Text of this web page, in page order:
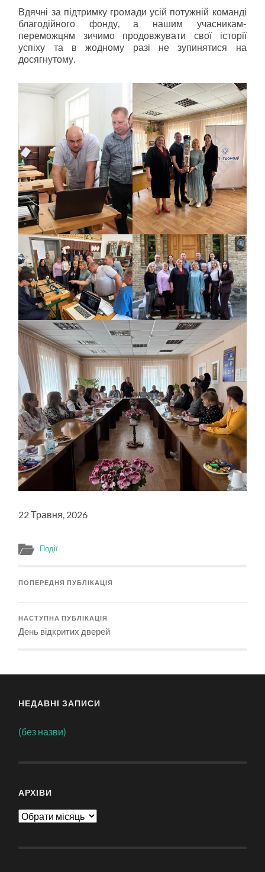
Вдячні за підтримку громади усій потужній команді
благодійного фонду, а нашим учасникам-
переможцям зичимо продовжувати свої історії
успіху та в жодному разі не зупинятися на
досягнутому.
22 Травня, 2026
Події
ПОПЕРЕДНЯ ПУБЛІКАЦІЯ
НАСТУПНА ПУБЛІКАЦІЯ
День відкритих дверей
НЕДАВНІ ЗАПИСИ
(без назви)
АРХІВИ
Архіви